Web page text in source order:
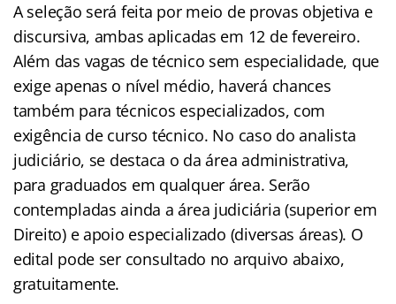
A seleção será feita por meio de provas objetiva e
discursiva, ambas aplicadas em 12 de fevereiro.
Além das vagas de técnico sem especialidade, que
exige apenas o nível médio, haverá chances
também para técnicos especializados, com
exigência de curso técnico. No caso do analista
judiciário, se destaca o da área administrativa,
para graduados em qualquer área. Serão
contempladas ainda a área judiciária (superior em
Direito) e apoio especializado (diversas áreas). O
edital pode ser consultado no arquivo abaixo,
gratuitamente.